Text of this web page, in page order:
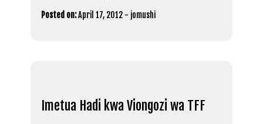
Posted on:April 17, 2012 - jomushi
Imetua Hadi kwa Viongozi wa TFF